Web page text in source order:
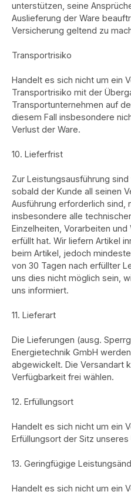
unterstützen, seine
Auslieferung der Ware
Versicherung geltend zu
Transportrisiko
Handelt es sich nicht um ein
Transportrisiko mit der
Transportunternehmen auf
diesem Fall insbesondere
Verlust der Ware.
10. Lieferfrist
Zur Leistungsausführung
sobald der Kunde all seinen
Ausführung erforderlich sind,
insbesondere alle
Einzelheiten, Vorarbeiten
erfüllt hat. Wir liefern Artikel
beim Artikel, jedoch
von 30 Tagen nach erfüllter
uns dies nicht möglich sein,
uns informiert.
11. Lieferart
Die Lieferungen (ausg.
Energietechnik GmbH
abgewickelt. Die Versandart
Verfügbarkeit frei wählen.
12. Erfüllungsort
Handelt es sich nicht um ein
Erfüllungsort der Sitz
13. Geringfügige
Handelt es sich nicht um ein